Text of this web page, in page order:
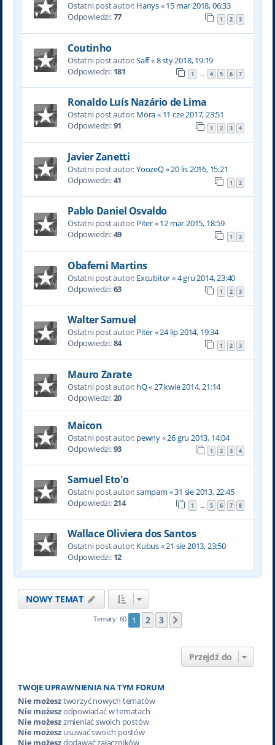
Ostatni post autor: Hanys«15 mar 2018, 06:33
Odpowiedzi:77 1 2 3
Coutinho
Ostatni post autor:Saff«8 sty 2018, 19:19
Odpowiedzi: 181 1 … 4 5 6 7
Ronaldo Luís Nazário de Lima
Ostatni post autor: Mora« 11 cze 2017, 23:51
Odpowiedzi:91 1 2 3 4
Javier Zanetti
Ostatni post autor:YoozeQ«20 lis 2016, 15:21
Odpowiedzi:41 1 2
Pablo Daniel Osvaldo
Ostatni post autor: Piter«12 mar 2015, 18:59
Odpowiedzi:49 1 2
Obafemi Martins
Ostatni post autor: Excubitor«4 gru 2014, 23:40
Odpowiedzi:63 1 2 3
Walter Samuel
Ostatni post autor: Piter«24 lip 2014, 19:34
Odpowiedzi:84 1 2 3
Mauro Zarate
Ostatni post autor: hQ« 27 kwie 2014, 21:14
Odpowiedzi:20
Maicon
Ostatni post autor: pewny«26 gru 2013, 14:04
Odpowiedzi:93 1 2 3 4
Samuel Eto'o
Ostatni post autor:sampam «31 sie 2013, 22:45
Odpowiedzi:214 1 … 5 6 7 8
Wallace Oliviera dos Santos
Ostatni post autor: Kubus«21 sie 2013, 23:50
Odpowiedzi: 12
NOWY TEMAT
Tematy: 60 1 2 3
Przejdź do
TWOJE UPRAWNIENIA NA TYM FORUM
Nie możesztworzyć nowych tematów
Nie możeszodpowiadać w tematach
Nie możeszzmieniać swoich postów
Nie możeszusuwać swoich postów